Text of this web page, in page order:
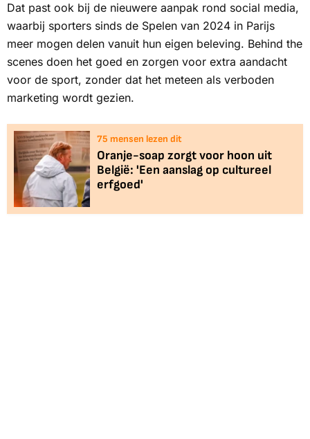
Dat past ook bij de nieuwere aanpak rond social media,
waarbij sporters sinds de Spelen van 2024 in Parijs
meer mogen delen vanuit hun eigen beleving. Behind the
scenes doen het goed en zorgen voor extra aandacht
voor de sport, zonder dat het meteen als verboden
marketing wordt gezien.
75 mensen lezen dit
Oranje-soap zorgt voor hoon uit
België: 'Een aanslag op cultureel
erfgoed'